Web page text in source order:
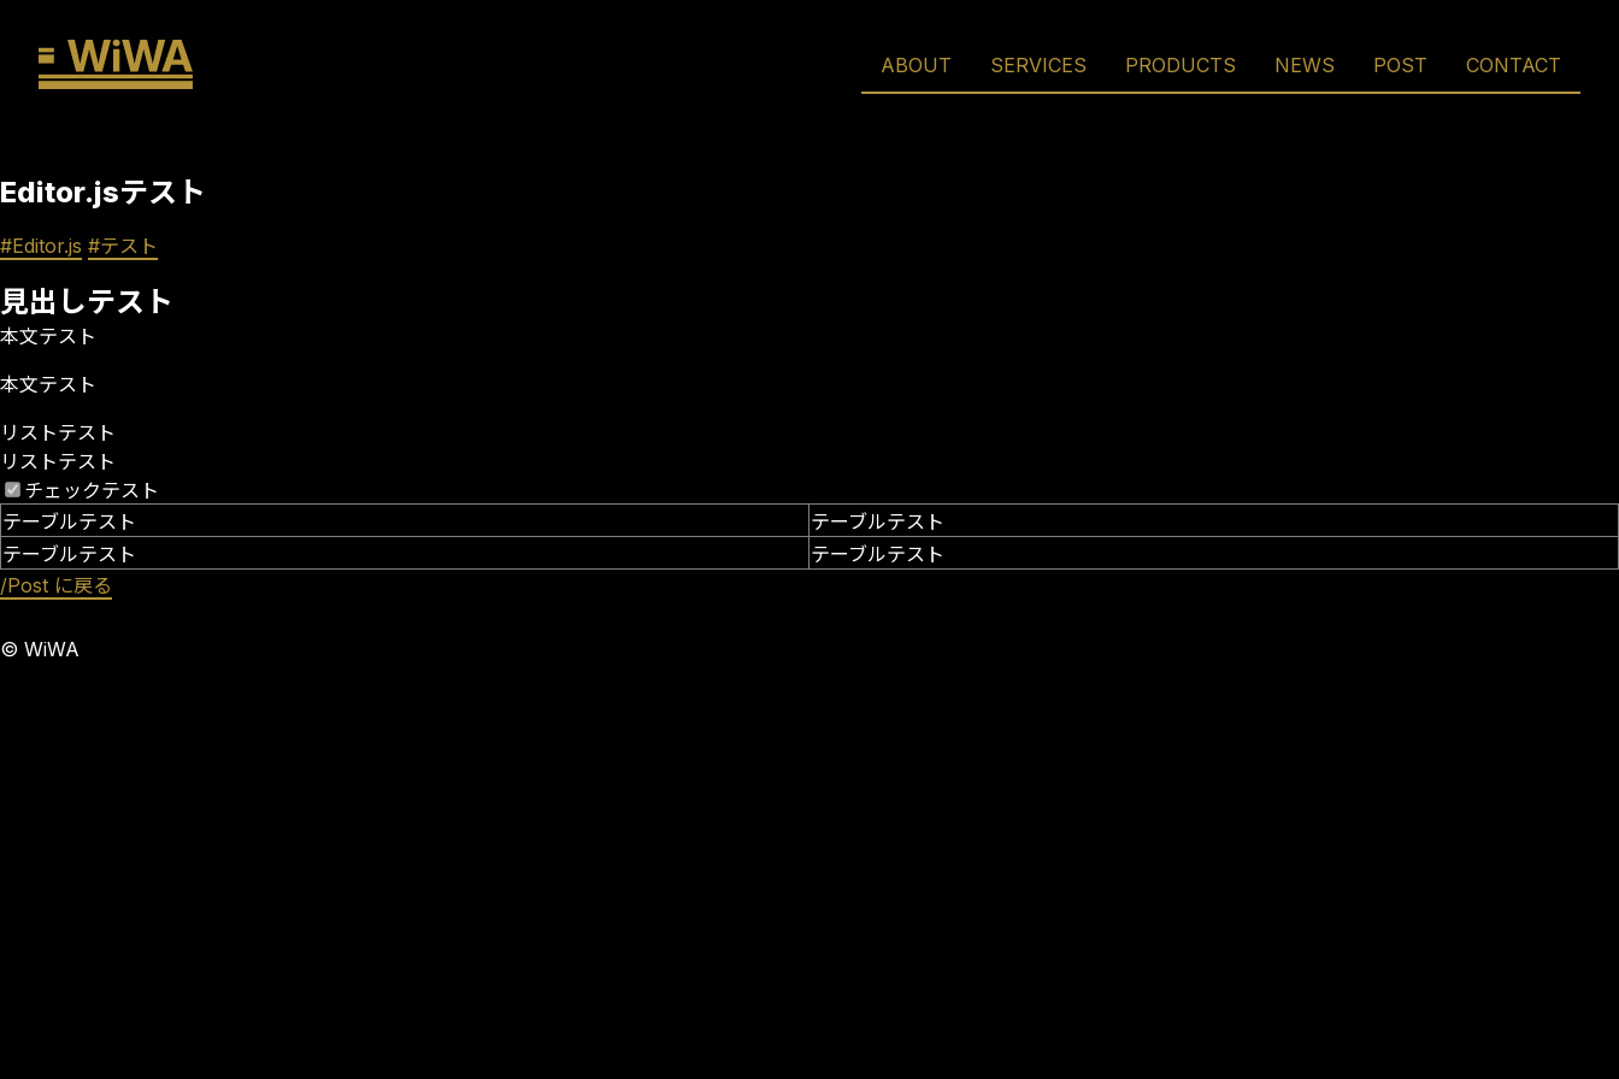
ABOUT SERVICES PRODUCTS NEWS POST CONTACT
Editor.jsテスト
#Editor.js #テスト
見出しテスト
本文テスト
本文テスト
リストテスト
リストテスト
チェックテスト
テーブルテスト
テーブルテスト
テーブルテスト
テーブルテスト
/Post に戻る
© WiWA